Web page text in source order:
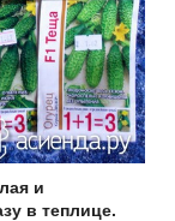
и
в теплице.